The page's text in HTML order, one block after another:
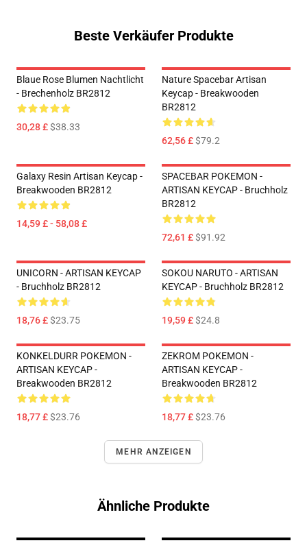
Beste Verkäufer Produkte
Blaue Rose Blumen Nachtlicht
- Brechenholz BR2812
30,28 £$38.33
Nature Spacebar Artisan
Keycap - Breakwooden
BR2812
62,56 £$79.2
Galaxy Resin Artisan Keycap -
Breakwooden BR2812
14,59 £ - 58,08 £
SPACEBAR POKEMON -
ARTISAN KEYCAP - Bruchholz
BR2812
72,61 £$91.92
UNICORN - ARTISAN KEYCAP
- Bruchholz BR2812
18,76 £$23.75
SOKOU NARUTO - ARTISAN
KEYCAP - Bruchholz BR2812
19,59 £$24.8
KONKELDURR POKEMON -
ARTISAN KEYCAP -
Breakwooden BR2812
18,77 £$23.76
ZEKROM POKEMON -
ARTISAN KEYCAP -
Breakwooden BR2812
18,77 £$23.76
MEHR ANZEIGEN
Ähnliche Produkte